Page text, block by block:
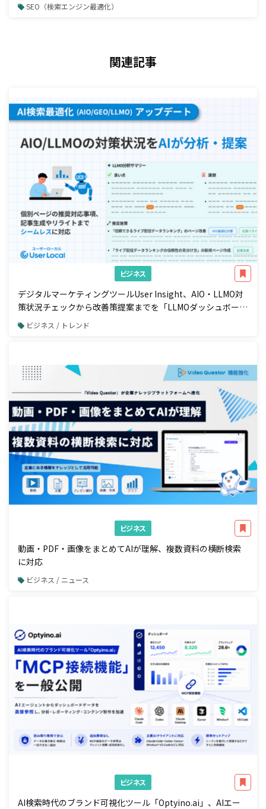
SEO（検索エンジン最適化）
関連記事
ビジネス
デジタルマーケティングツールUser Insight、AIO・LLMO対
策状況チェックから改善策提案までを「LLMOダッシュボー
ド」で一元管理
ビジネス / トレンド
ビジネス
動画・PDF・画像をまとめてAIが理解、複数資料の横断検索
に対応
ビジネス / ニュース
ビジネス
AI検索時代のブランド可視化ツール「Optyino.ai」、AIエー